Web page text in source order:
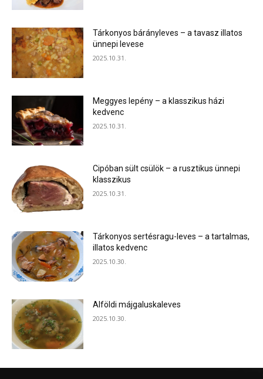
Tárkonyos bárányleves – a tavasz illatos
ünnepi levese
2025.10.31.
Meggyes lepény – a klasszikus házi
kedvenc
2025.10.31.
Cipóban sült csülök – a rusztikus ünnepi
klasszikus
2025.10.31.
Tárkonyos sertésragu-leves – a tartalmas,
illatos kedvenc
2025.10.30.
Alföldi májgaluskaleves
2025.10.30.